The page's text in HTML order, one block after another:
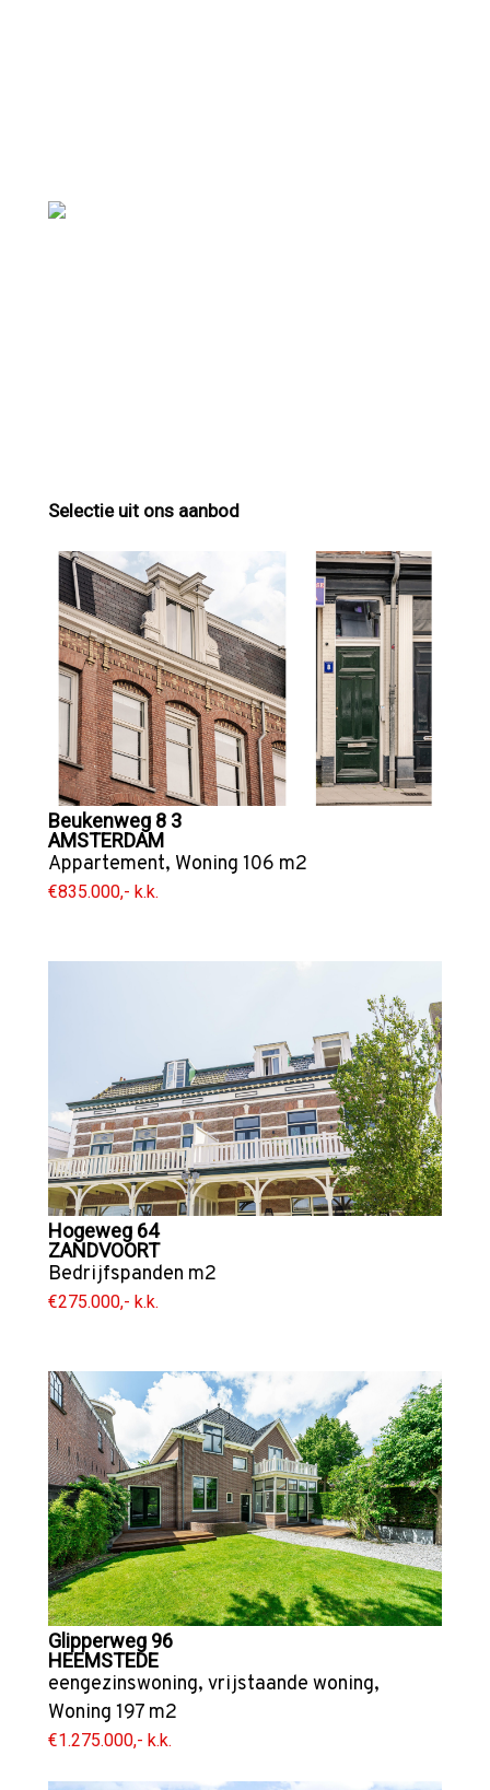
Selectie uit ons aanbod
Beukenweg 8 3
AMSTERDAM
Appartement, Woning 106 m2
€835.000,- k.k.
Hogeweg 64
ZANDVOORT
Bedrijfspanden m2
€275.000,- k.k.
Glipperweg 96
HEEMSTEDE
eengezinswoning, vrijstaande woning,
Woning 197 m2
€1.275.000,- k.k.